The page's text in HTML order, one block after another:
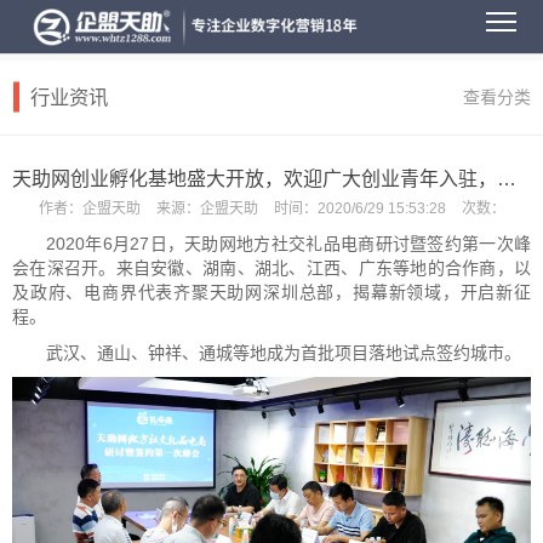
行业资讯 查看分类
天助网创业孵化基地盛大开放，欢迎广大创业青年入驻，首年免费
作者： 企盟天助 来源： 企盟天助 时间： 2020/6/29 15:53:28 次数：
2020年6月 27 日，天助网地方社交礼品电商研讨暨签约第一次峰
会在深召开。来自安徽、湖南、湖北、江西、广东等地的合作商，以
及政府、电商界代表齐聚天助网深圳总部，揭幕新领域，开启新征
程。
武汉、通山、钟祥、通城等地成为首批项目落地试点签约城市。